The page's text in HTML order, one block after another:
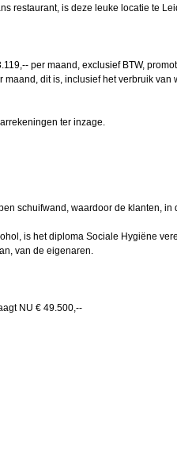
restaurant, is deze leuke locatie te
per maand, exclusief BTW,
dit is, inclusief het verbruik van
ter inzage.
schuifwand, waardoor de klanten,
is het diploma Sociale Hygiëne
van de eigenaren.
NU € 49.500,--